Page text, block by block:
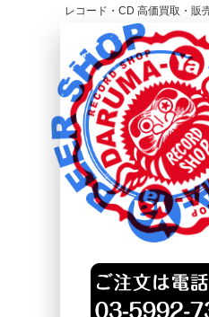
レコード・CD 高価買取・販
レコード高価買取はこちら
HOME